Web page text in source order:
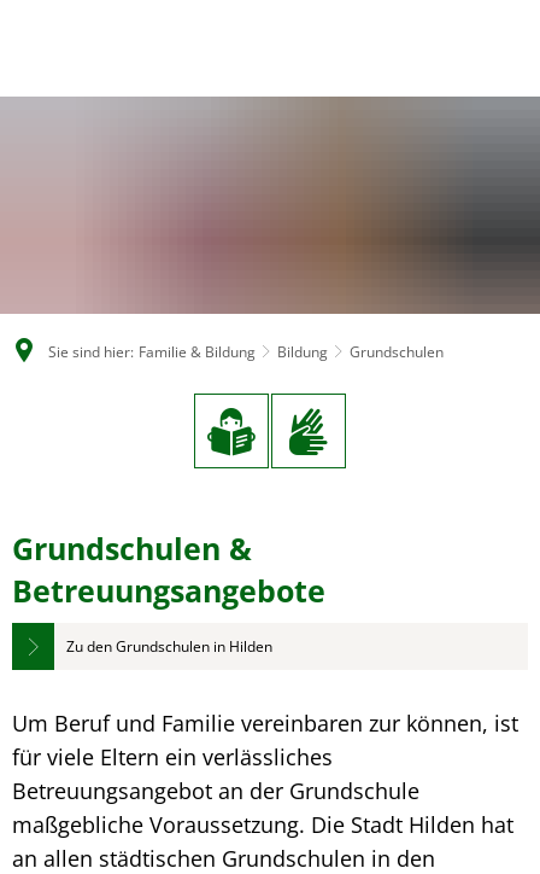
CS
Sie sind hier: Familie & Bildung Bildung Grundschulen
Grundschulen &
Betreuungsangebote
Zu den Grundschulen in Hilden
Um Beruf und Familie vereinbaren zur können, ist
für viele Eltern ein verlässliches
Betreuungsangebot an der Grundschule
maßgebliche Voraussetzung. Die Stadt Hilden hat
an allen städtischen Grundschulen in den